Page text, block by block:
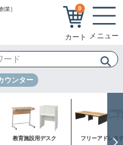
業］ 0
ウンター
教育施設用デスク フリーアドレス